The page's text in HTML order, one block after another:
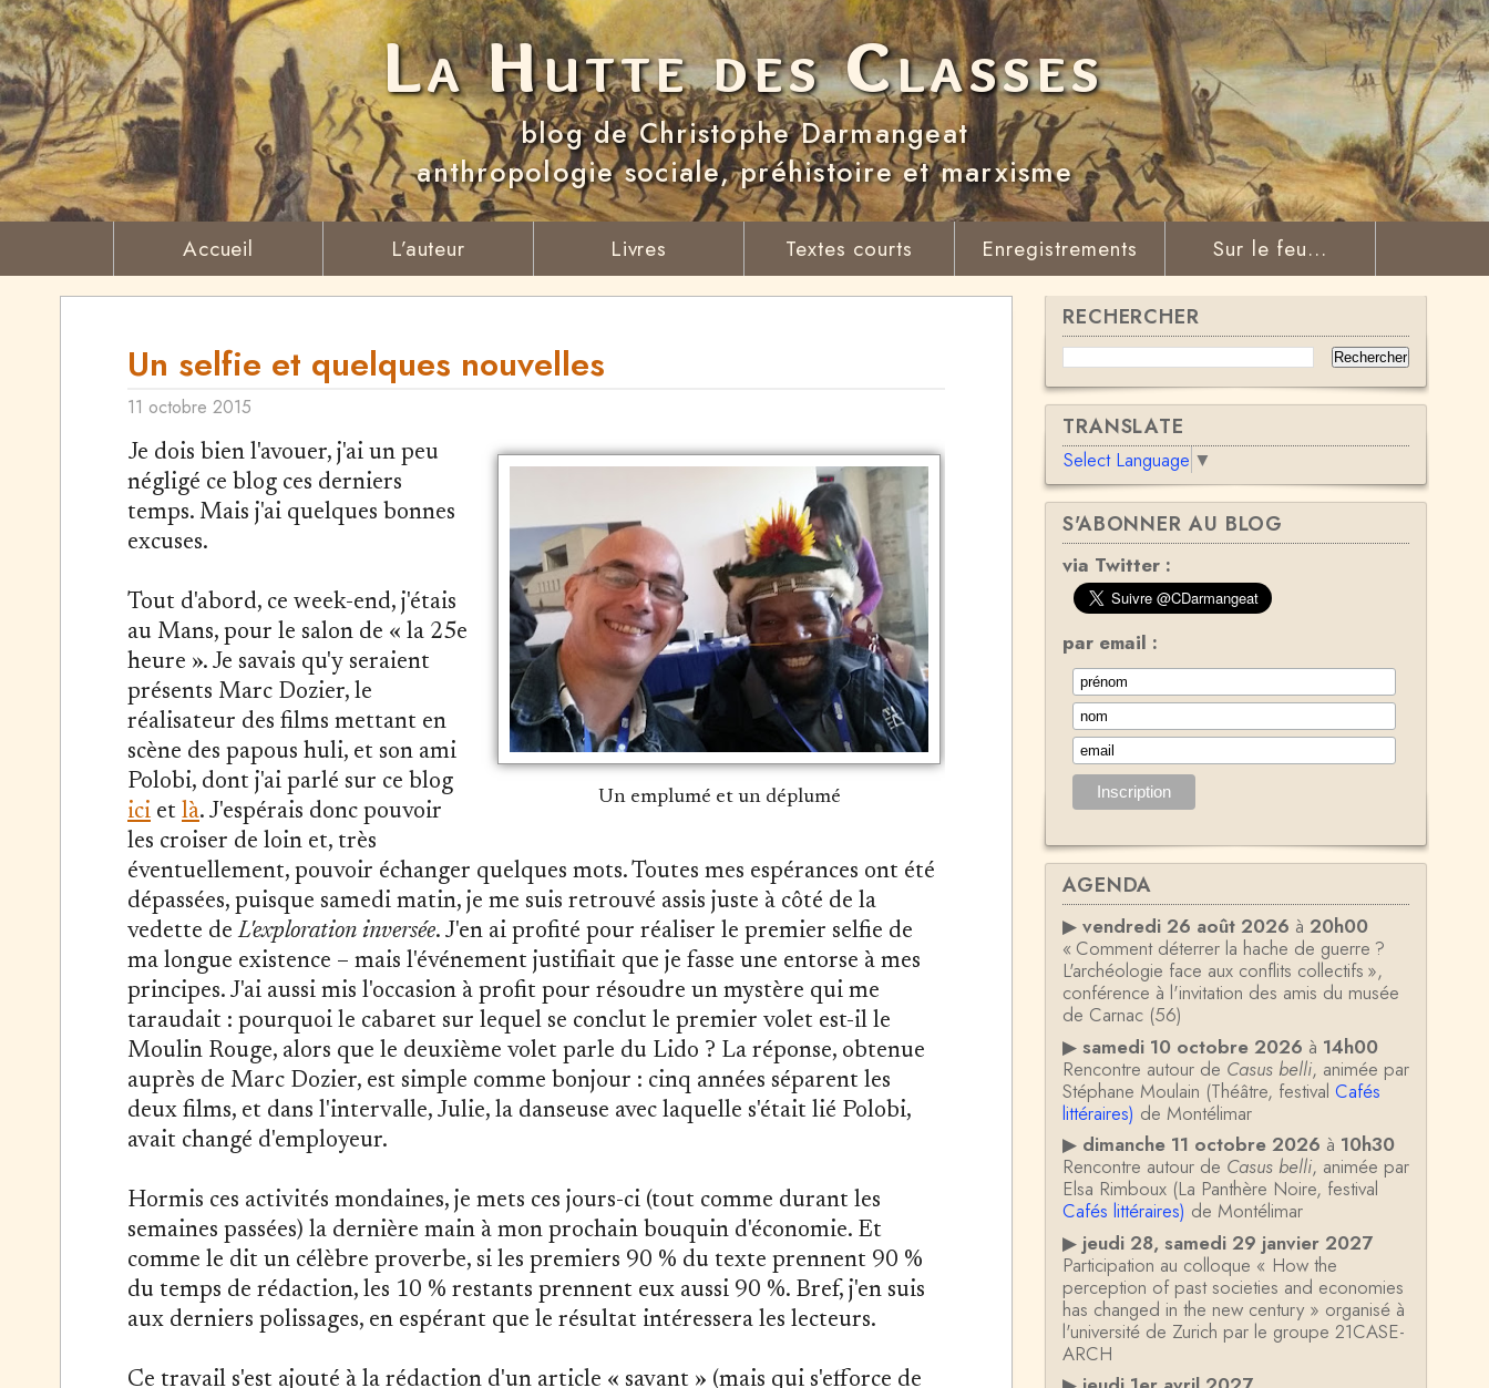
La Hutte des Classes
blog de Christophe Darmangeat
anthropologie sociale, préhistoire et marxisme
Accueil L’auteur Livres Textes courts Enregistrements Sur le feu...
Un selfie et quelques nouvelles
11 octobre 2015
Un emplumé et un déplumé
Je dois bien l'avouer, j'ai un peu
négligé ce blog ces derniers
temps. Mais j'ai quelques bonnes
excuses.
Tout d'abord, ce week-end, j'étais
au Mans, pour le salon de « la 25e
heure ». Je savais qu'y seraient
présents Marc Dozier, le
réalisateur des films mettant en
scène des papous huli, et son ami
Polobi, dont j'ai parlé sur ce blog
ici et là. J'espérais donc pouvoir
les croiser de loin et, très
éventuellement, pouvoir échanger quelques mots. Toutes mes espérances ont été
dépassées, puisque samedi matin, je me suis retrouvé assis juste à côté de la
vedette deL'exploration inversée. J'en ai profité pour réaliser le premier selfie de
ma longue existence – mais l'événement justifiait que je fasse une entorse à mes
principes. J'ai aussi mis l'occasion à profit pour résoudre un mystère qui me
taraudait : pourquoi le cabaret sur lequel se conclut le premier volet est-il le
Moulin Rouge, alors que le deuxième volet parle du Lido ? La réponse, obtenue
auprès de Marc Dozier, est simple comme bonjour : cinq années séparent les
deux films, et dans l'intervalle, Julie, la danseuse avec laquelle s'était lié Polobi,
avait changé d'employeur.
Hormis ces activités mondaines, je mets ces jours-ci (tout comme durant les
semaines passées) la dernière main à mon prochain bouquin d'économie. Et
comme le dit un célèbre proverbe, si les premiers 90 % du texte prennent 90 %
du temps de rédaction, les 10 % restants prennent eux aussi 90 %. Bref, j'en suis
aux derniers polissages, en espérant que le résultat intéressera les lecteurs.
Ce travail s'est ajouté à la rédaction d'un article « savant » (mais qui s'efforce de
RECHERCHER
TRANSLATE
Select Language ▼
S'ABONNER AU BLOG
via Twitter :
par email :
AGENDA
▶ vendredi 26 août 2026 à 20h00
« Comment déterrer la hache de guerre ?
L'archéologie face aux conflits collectifs »,
conférence à l'invitation des amis du musée
de Carnac (56)
▶ samedi 10 octobre 2026 à 14h00
Rencontre autour de Casus belli, animée par
Stéphane Moulain (Théâtre, festival Cafés
littéraires) de Montélimar
▶ dimanche 11 octobre 2026 à 10h30
Rencontre autour de Casus belli, animée par
Elsa Rimboux (La Panthère Noire, festival
Cafés littéraires) de Montélimar
▶ jeudi 28, samedi 29 janvier 2027
Participation au colloque « How the
perception of past societies and economies
has changed in the new century » organisé à
l'université de Zurich par le groupe 21CASE-
ARCH